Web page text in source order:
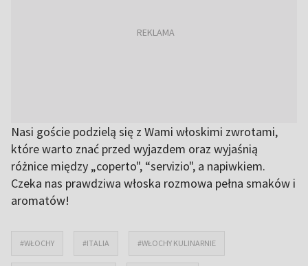
Nasi goście podzielą się z Wami włoskimi zwrotami,
które warto znać przed wyjazdem oraz wyjaśnią
różnice między „coperto", “servizio", a napiwkiem.
Czeka nas prawdziwa włoska rozmowa pełna smaków i
aromatów!
#WŁOCHY #ITALIA #WŁOCHY KULINARNIE